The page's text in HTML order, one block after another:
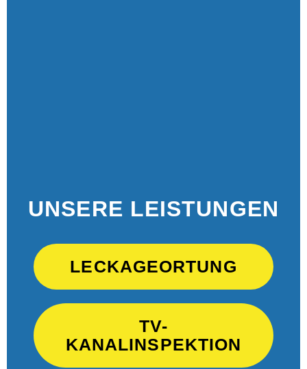
UNSERE LEISTUNGEN
LECKAGEORTUNG
TV-
KANALINSPEKTION